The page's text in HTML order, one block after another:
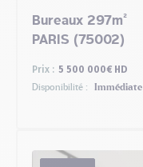
Bureaux 297m²
PARIS (75002)
Prix : 5 500 000€ HD
Disponibilité : Immédiate